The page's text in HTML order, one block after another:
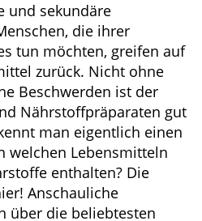
und sekundäre
die ihrer
tun möchten, greifen auf
zurück. Nicht ohne
Beschwerden ist der
Nährstoffpräparaten gut
man eigentlich einen
welchen Lebensmitteln
enthalten? Die
Anschauliche
über die beliebtesten